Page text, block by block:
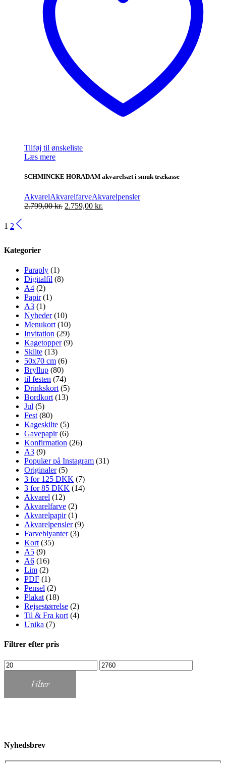
Tilføj til ønskeliste
Læs mere
SCHMINCKE HORADAM akvarelsæt i smuk trækasse
AkvarelAkvarelfarveAkvarelpensler
2.799,00kr. Den
2.759,00 kr.
1 2
Kategorier
Paraply (1)
Digitalfil (8)
A4 (2)
Papir (1)
A3 (1)
Nyheder (10)
Menukort (10)
Invitation (29)
Kagetopper (9)
Skilte (13)
50x70 cm (6)
Bryllup (80)
til festen (74)
Drinkskort (5)
Bordkort (13)
Jul (5)
Fest (80)
Kageskilte (5)
Gavepapir (6)
Konfirmation (26)
A3 (9)
Populær på Instagram (31)
Originaler (5)
3 for 125 DKK (7)
3 for 85 DKK (14)
Akvarel (12)
Akvarelfarve (2)
Akvarelpapir (1)
Akvarelpensler (9)
Farveblyanter (3)
Kort (35)
A5 (9)
A6 (16)
Lim (2)
PDF (1)
Pensel (2)
Plakat (18)
Rejsestørrelse (2)
Til & Fra kort (4)
Unika (7)
Filtrer efter pris
Mindste
pris
Højeste
pris
Filter
Nyhedsbrev